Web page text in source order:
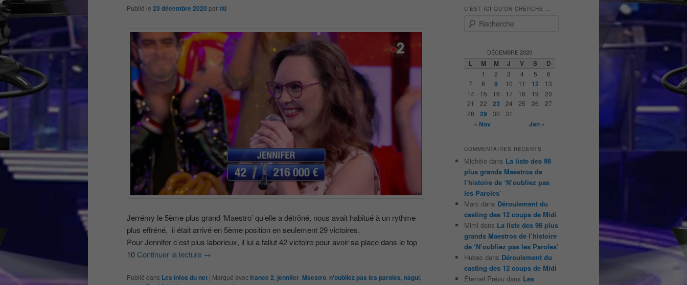
Publié le 23 décembre 2020 partiti
Jerrémy le 5ème plus grand ‘Maestro’ qu’elle a détrôné, nous avait habitué à un rythme
plus effréné, il était arrivé en 5ème position en seulement 29 victoires.
Pour Jennifer c’est plus laborieux, il lui a fallut 42 victoire pour avoir sa place dans le top
10 Continuer la lecture →
Publié dans Les infos du net | Marqué avecfrance 2 jennifer Maestro n'oubliez pas les paroles nagui
C’EST ICI QU’ON CHERCHE …
DÉCEMBRE 2020
L M M J V S D
1 2 3 4 5
6
7
8 9 10 11 12
13
14
15 16 17 18 19
20
21
22 23 24 25 26
27
28
29 30 31
« Nov Jan »
COMMENTAIRES RÉCENTS
Michèle dans La liste des 98
plus grands Maestros de
l’histoire de ‘N’oubliez pas
les Paroles’
Marc dans Déroulement du
casting des 12 coups de Midi
Mimi dans La liste des 98 plus
grands Maestros de l’histoire
de ‘N’oubliez pas les Paroles’
Hubac dans Déroulement du
casting des 12 coups de Midi
Éternel Prévu dans Les